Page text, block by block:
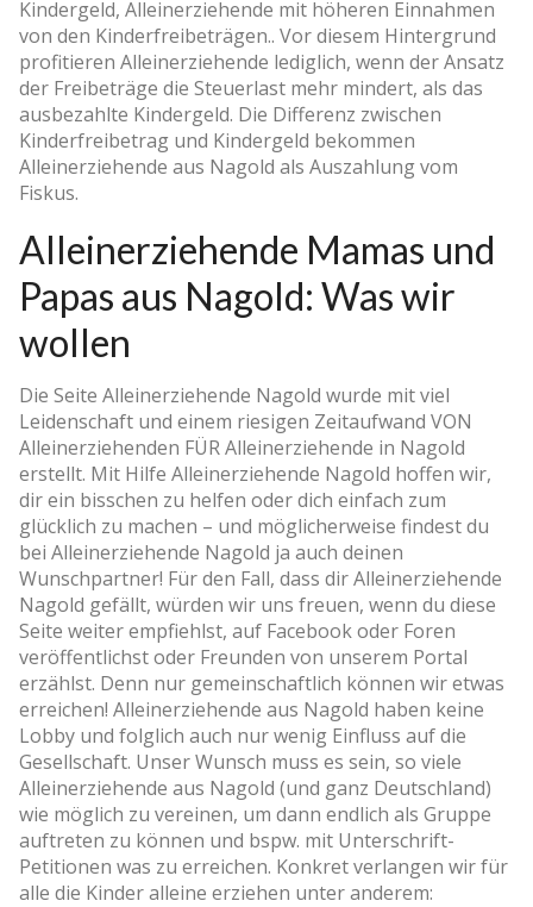
Kindergeld, Alleinerziehende mit höheren Einnahmen
von den Kinderfreibeträgen.. Vor diesem Hintergrund
profitieren Alleinerziehende lediglich, wenn der Ansatz
der Freibeträge die Steuerlast mehr mindert, als das
ausbezahlte Kindergeld. Die Differenz zwischen
Kinderfreibetrag und Kindergeld bekommen
Alleinerziehende aus Nagold als Auszahlung vom
Fiskus.
Alleinerziehende Mamas und
Papas aus Nagold: Was wir
wollen
Die Seite Alleinerziehende Nagold wurde mit viel
Leidenschaft und einem riesigen Zeitaufwand VON
Alleinerziehenden FÜR Alleinerziehende in Nagold
erstellt. Mit Hilfe Alleinerziehende Nagold hoffen wir,
dir ein bisschen zu helfen oder dich einfach zum
glücklich zu machen – und möglicherweise findest du
bei Alleinerziehende Nagold ja auch deinen
Wunschpartner! Für den Fall, dass dir Alleinerziehende
Nagold gefällt, würden wir uns freuen, wenn du diese
Seite weiter empfiehlst, auf Facebook oder Foren
veröffentlichst oder Freunden von unserem Portal
erzählst. Denn nur gemeinschaftlich können wir etwas
erreichen! Alleinerziehende aus Nagold haben keine
Lobby und folglich auch nur wenig Einfluss auf die
Gesellschaft. Unser Wunsch muss es sein, so viele
Alleinerziehende aus Nagold (und ganz Deutschland)
wie möglich zu vereinen, um dann endlich als Gruppe
auftreten zu können und bspw. mit Unterschrift-
Petitionen was zu erreichen. Konkret verlangen wir für
alle die Kinder alleine erziehen unter anderem: